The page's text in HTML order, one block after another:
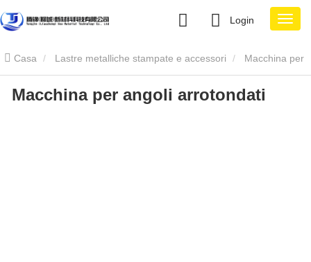
Login
Casa Lastre metalliche stampate e accessori Macchina per
angoli arrotondati Macchina per angoli arrotondati
Macchina per angoli arrotondati